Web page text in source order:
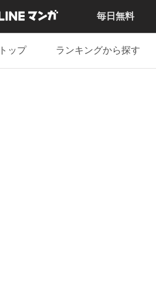
毎日無料
トップ ランキングから探す